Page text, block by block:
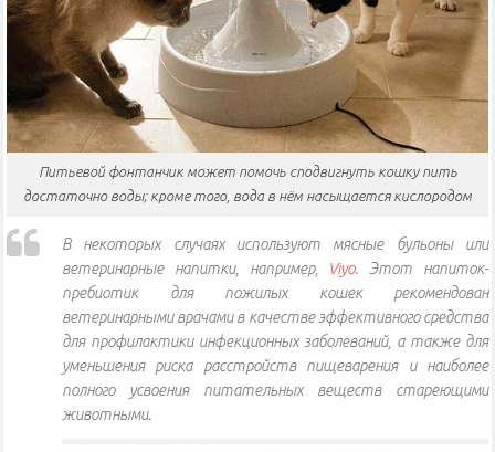
Питьевой фонтанчик может помочь сподвигнуть кошку пить
достаточно воды; кроме того, вода в нём насыщается кислородом
В некоторых случаях используют мясные бульоны или
ветеринарные напитки, например, Viyo. Этот напиток-
пребиотик для пожилых кошек рекомендован
ветеринарными врачами в качестве эффективного средства
для профилактики инфекционных заболеваний, а также для
уменьшения риска расстройств пищеварения и наиболее
полного усвоения питательных веществ стареющими
животными.